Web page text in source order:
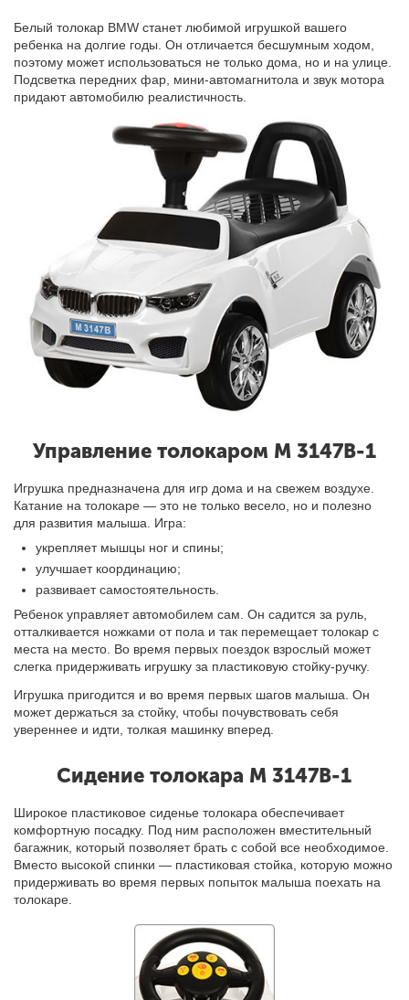
Белый толокар BMW станет любимой игрушкой вашего
ребенка на долгие годы. Он отличается бесшумным ходом,
поэтому может использоваться не только дома, но и на улице.
Подсветка передних фар, мини-автомагнитола и звук мотора
придают автомобилю реалистичность.
Управление толокаром M 3147B-1
Игрушка предназначена для игр дома и на свежем воздухе.
Катание на толокаре — это не только весело, но и полезно
для развития малыша. Игра:
укрепляет мышцы ног и спины;
улучшает координацию;
развивает самостоятельность.
Ребенок управляет автомобилем сам. Он садится за руль,
отталкивается ножками от пола и так перемещает толокар с
места на место. Во время первых поездок взрослый может
слегка придерживать игрушку за пластиковую стойку-ручку.
Игрушка пригодится и во время первых шагов малыша. Он
может держаться за стойку, чтобы почувствовать себя
увереннее и идти, толкая машинку вперед.
Сидение толокара M 3147B-1
Широкое пластиковое сиденье толокара обеспечивает
комфортную посадку. Под ним расположен вместительный
багажник, который позволяет брать с собой все необходимое.
Вместо высокой спинки — пластиковая стойка, которую можно
придерживать во время первых попыток малыша поехать на
толокаре.